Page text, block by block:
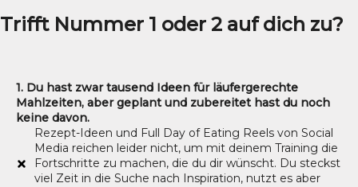
Trifft Nummer 1 oder 2 auf dich zu?
1. Du hast zwar tausend Ideen für läufergerechte
Mahlzeiten, aber geplant und zubereitet hast du noch
keine davon.
Rezept-Ideen und Full Day of Eating Reels von Social
Media reichen leider nicht, um mit deinem Training die
Fortschritte zu machen, die du dir wünscht. Du steckst
viel Zeit in die Suche nach Inspiration, nutzt es aber